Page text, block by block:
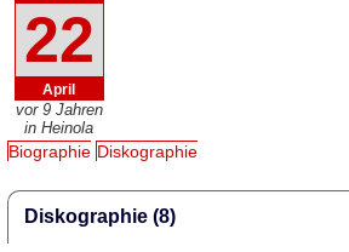
22
April
vor 9 Jahren
in Heinola
Biographie Diskographie
Diskographie (8)